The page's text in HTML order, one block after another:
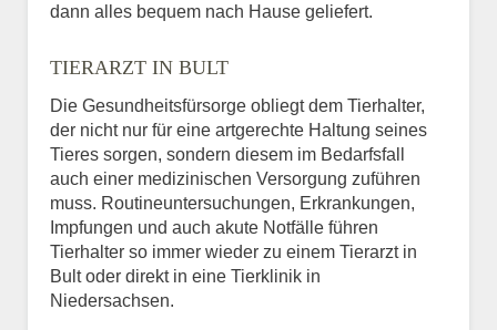
dann alles bequem nach Hause geliefert.
TIERARZT IN BULT
Die Gesundheitsfürsorge obliegt dem Tierhalter,
der nicht nur für eine artgerechte Haltung seines
Tieres sorgen, sondern diesem im Bedarfsfall
auch einer medizinischen Versorgung zuführen
muss. Routineuntersuchungen, Erkrankungen,
Impfungen und auch akute Notfälle führen
Tierhalter so immer wieder zu einem Tierarzt in
Bult oder direkt in eine Tierklinik in
Niedersachsen.